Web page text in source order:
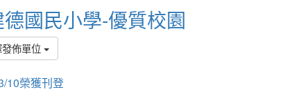
國民小學-優質校園
佈單位
10榮獲刊登